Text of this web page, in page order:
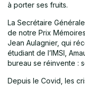
à porter ses fruits.
La Secrétaire
de notre Prix
Jean Aulagnier, qui
étudiant de l’IMSI,
bureau se réinvente :
Depuis le Covid, les